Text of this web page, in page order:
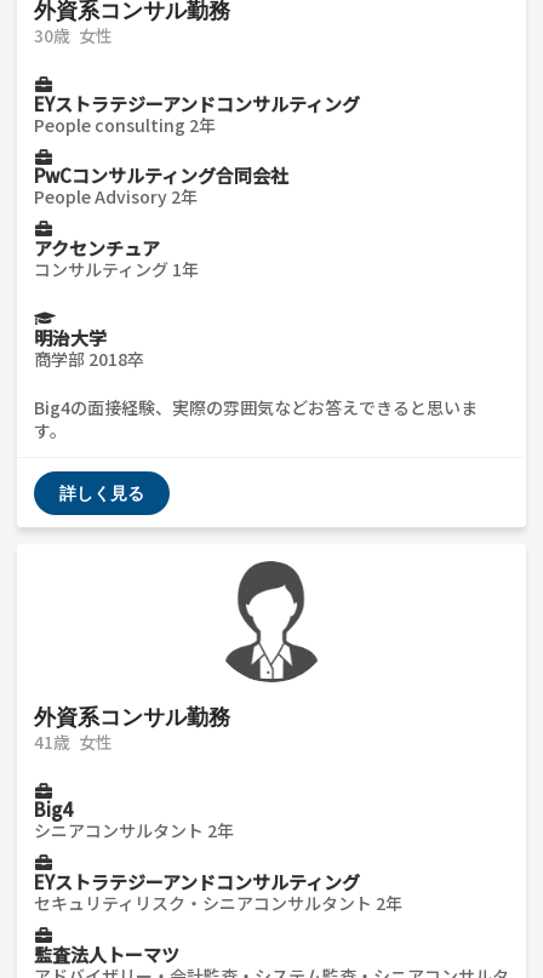
外資系コンサル勤務
30歳 女性
EYストラテジーアンドコンサルティング
People consulting 2年
PwCコンサルティング合同会社
People Advisory 2年
アクセンチュア
コンサルティング 1年
明治大学
商学部 2018卒
Big4の面接経験、実際の雰囲気などお答えできると思いま
す。
詳しく見る
外資系コンサル勤務
41歳 女性
Big4
シニアコンサルタント 2年
EYストラテジーアンドコンサルティング
セキュリティリスク・シニアコンサルタント 2年
監査法人トーマツ